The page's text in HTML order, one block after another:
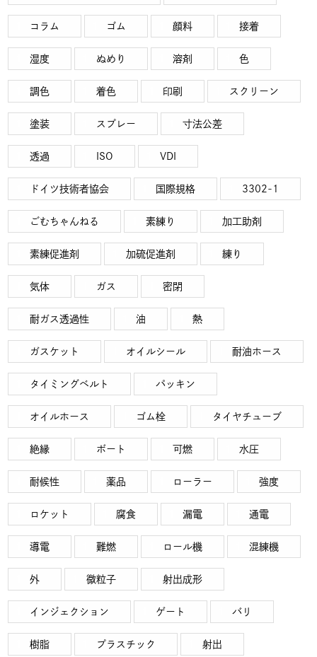
コラム ゴム 顔料 接着
湿度 ぬめり 溶剤 色
調色 着色 印刷 スクリーン
塗装 スプレー 寸法公差
透過 ISO VDI
ドイツ技術者協会 国際規格 3302-1
ごむちゃんねる 素練り 加工助剤
素練促進剤 加硫促進剤 練り
気体 ガス 密閉
耐ガス透過性 油 熱
ガスケット オイルシール 耐油ホース
タイミングベルト パッキン
オイルホース ゴム栓 タイヤチューブ
絶縁 ボート 可燃 水圧
耐候性 薬品 ローラー 強度
ロケット 腐食 漏電 通電
導電 難燃 ロール機 混練機
外 微粒子 射出成形
インジェクション ゲート バリ
樹脂 プラスチック 射出